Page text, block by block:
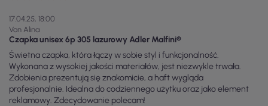
17.04.25, 18:00
Von Alina
Czapka unisex 6p 305 lazurowy Adler Malfini®
Świetna czapka, która łączy w sobie styl i funkcjonalność.
Wykonana z wysokiej jakości materiałów, jest niezwykle trwała.
Zdobienia prezentują się znakomicie, a haft wygląda
profesjonalnie. Idealna do codziennego użytku oraz jako element
reklamowy. Zdecydowanie polecam!